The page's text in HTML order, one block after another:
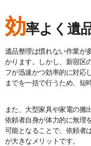
効率よく遺
遺品整理は慣れない作業が
かります。しかし、新宿区
フが迅速かつ効率的に対応
までを一括で行うため、短
また、大型家具や家電の搬
依頼者自身が体力的に無理
可能となることで、依頼者
が大きなメリットです。